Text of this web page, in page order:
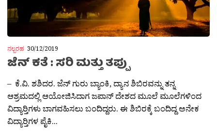
ನಲ್ಬರಹ 30/12/2019
ಜೆನ್ ಕತೆ : ಸರಿ ಮತ್ತು ತಪ್ಪು
– ಕೆ.ವಿ. ಶಶಿದರ. ಜೆನ್ ಗುರು ಬ್ಯಾಂಕಿ, ದ್ಯಾನ ಶಿಬಿರವನ್ನು ತನ್ನ
ಆಶ್ರಮದಲ್ಲಿ ಆಯೋಜಿಸಿದಾಗ ಜಪಾನ್ ದೇಶದ ಮೂಲೆ ಮೂಲೆಗಳಿಂದ
ವಿದ್ಯಾರ‍್ತಿಗಳು ಬಾಗವಹಿಸಲು ಬಂದಿದ್ದರು. ಈ ಶಿಬಿರಕ್ಕೆ ಬಂದಿದ್ದ ಅನೇಕ
ವಿದ್ಯಾರ‍್ತಿಗಳ ಪೈಕಿ...